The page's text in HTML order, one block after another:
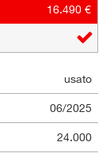
16.490 €
usato
06/2025
24.000